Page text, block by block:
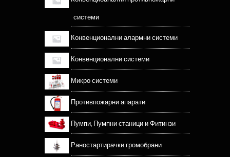
системи
Конвенционални алармни системи
Конвенционални системи
Микро системи
Противпожарни апарати
Пумпи, Пумпни станици и Фитинзи
Раностартирачки громобрани